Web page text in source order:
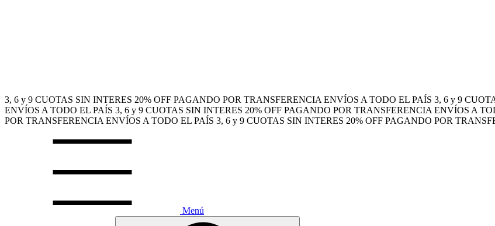
3, 6 y 9 CUOTAS SIN INTERES 20% OFF PAGANDO POR TRANSFERENCIA ENVÍOS A TODO EL PAÍS 3, 6 y 9
ENVÍOS A TODO EL PAÍS 3, 6 y 9 CUOTAS SIN INTERES 20% OFF PAGANDO POR TRANSFERENCIA ENVÍOS A
POR TRANSFERENCIA ENVÍOS A TODO EL PAÍS 3, 6 y 9 CUOTAS SIN INTERES 20% OFF PAGANDO POR
Menú